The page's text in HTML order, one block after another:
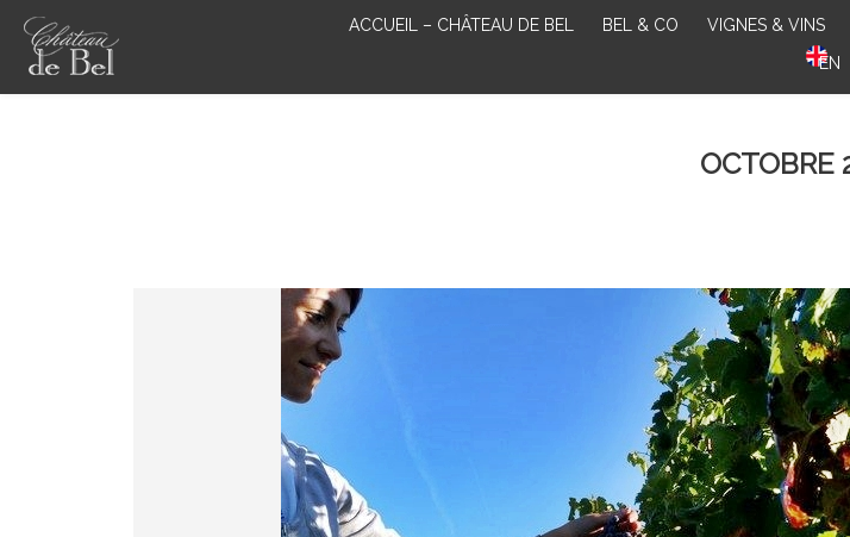
ACCUEIL – CHÂTEAU DE BEL BEL & CO VIGNES & VINS
EN
OCTOBRE